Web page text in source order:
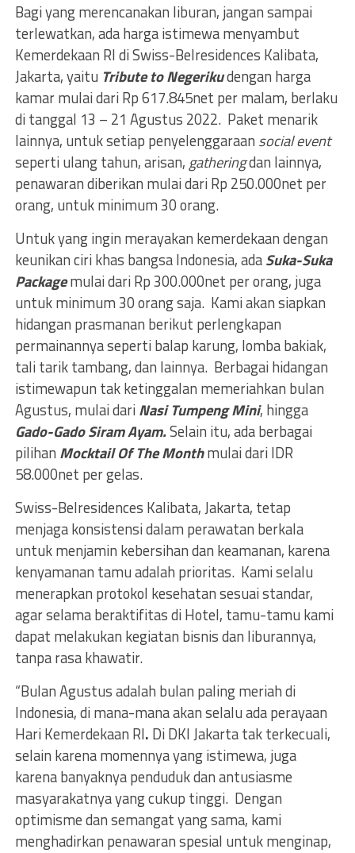
Bagi yang merencanakan liburan, jangan sampai
terlewatkan, ada harga istimewa menyambut
Kemerdekaan RI di Swiss-Belresidences Kalibata,
Jakarta, yaitu Tribute to Negerikudengan harga
kamar mulai dari Rp 617.845net per malam, berlaku
di tanggal 13 – 21 Agustus 2022. Paket menarik
lainnya, untuk setiap penyelenggaraan social event
seperti ulang tahun, arisan, gatheringdan lainnya,
penawaran diberikan mulai dari Rp 250.000net per
orang, untuk minimum 30 orang.
Untuk yang ingin merayakan kemerdekaan dengan
keunikan ciri khas bangsa Indonesia, adaSuka-Suka
Packagemulai dari Rp 300.000net per orang, juga
untuk minimum 30 orang saja. Kami akan siapkan
hidangan prasmanan berikut perlengkapan
permainannya seperti balap karung, lomba bakiak,
tali tarik tambang, dan lainnya. Berbagai hidangan
istimewapun tak ketinggalan memeriahkan bulan
Agustus, mulai dariNasi Tumpeng Mini, hingga
Gado-Gado Siram Ayam.Selain itu, ada berbagai
pilihan Mocktail Of The Monthmulai dari IDR
58.000net per gelas.
Swiss-Belresidences Kalibata, Jakarta, tetap
menjaga konsistensi dalam perawatan berkala
untuk menjamin kebersihan dan keamanan, karena
kenyamanan tamu adalah prioritas. Kami selalu
menerapkan protokol kesehatan sesuai standar,
agar selama beraktifitas di Hotel, tamu-tamu kami
dapat melakukan kegiatan bisnis dan liburannya,
tanpa rasa khawatir.
“Bulan Agustus adalah bulan paling meriah di
Indonesia, di mana-mana akan selalu ada perayaan
Hari Kemerdekaan RI. Di DKI Jakarta tak terkecuali,
selain karena momennya yang istimewa, juga
karena banyaknya penduduk dan antusiasme
masyarakatnya yang cukup tinggi. Dengan
optimisme dan semangat yang sama, kami
menghadirkan penawaran spesial untuk menginap,